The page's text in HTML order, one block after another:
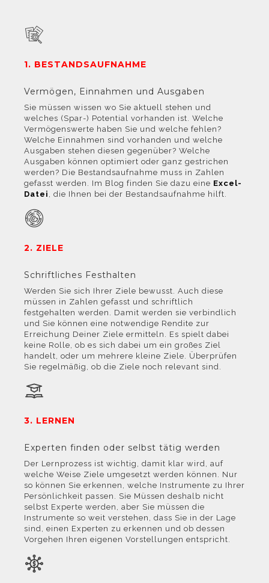
unter Cookies.
1. BESTANDSAUFNAHME
Vermögen, Einnahmen und Ausgaben
Sie müssen wissen wo Sie aktuell stehen und
welches (Spar-) Potential vorhanden ist. Welche
Vermögenswerte haben Sie und welche fehlen?
Welche Einnahmen sind vorhanden und welche
Ausgaben stehen diesen gegenüber? Welche
Ausgaben können optimiert oder ganz gestrichen
werden? Die Bestandsaufnahme muss in Zahlen
gefasst werden. Im Blog finden Sie dazu eine Excel-
Datei , die Ihnen bei der Bestandsaufnahme hilft.
2. ZIELE
Schriftliches Festhalten
Werden Sie sich Ihrer Ziele bewusst. Auch diese
müssen in Zahlen gefasst und schriftlich
festgehalten werden. Damit werden sie verbindlich
und Sie können eine notwendige Rendite zur
Erreichung Deiner Ziele ermitteln. Es spielt dabei
keine Rolle, ob es sich dabei um ein großes Ziel
handelt, oder um mehrere kleine Ziele. Überprüfen
Sie regelmäßig, ob die Ziele noch relevant sind.
3. LERNEN
Experten finden oder selbst tätig werden
Der Lernprozess ist wichtig, damit klar wird, auf
welche Weise Ziele umgesetzt werden können. Nur
so können Sie erkennen, welche Instrumente zu Ihrer
Persönlichkeit passen. Sie Müssen deshalb nicht
selbst Experte werden, aber Sie müssen die
Instrumente so weit verstehen, dass Sie in der Lage
sind, einen Experten zu erkennen und ob dessen
Vorgehen Ihren eigenen Vorstellungen entspricht.